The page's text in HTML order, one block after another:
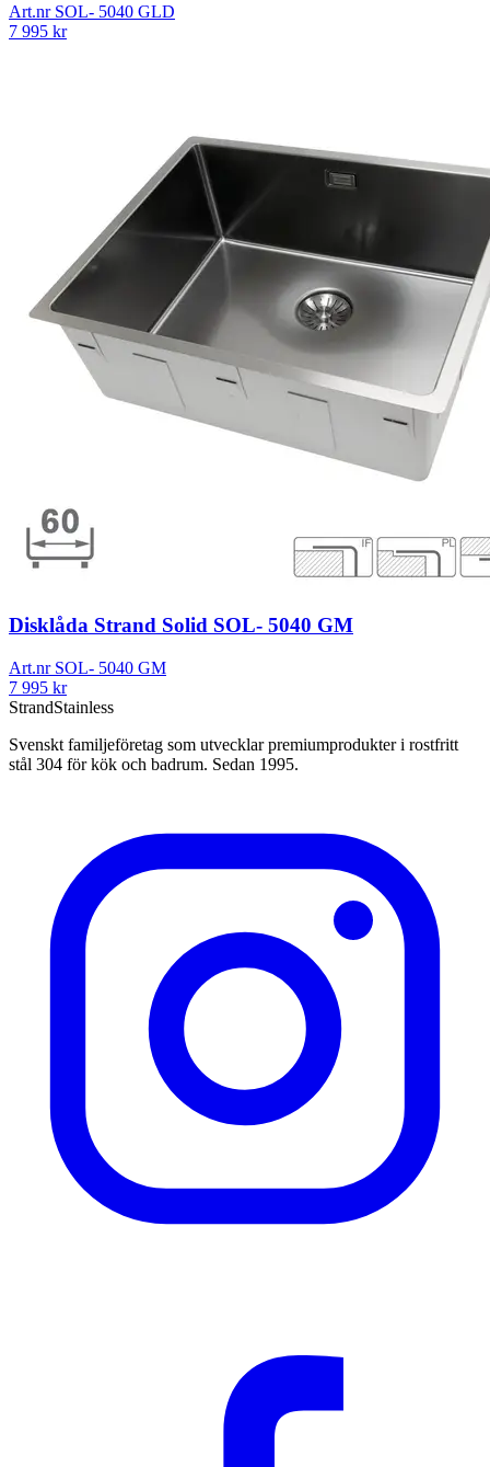
Art.nr SOL- 5040 GLD
7 995 kr
Disklåda Strand Solid SOL- 5040 GM
Art.nr SOL- 5040 GM
7 995 kr
StrandStainless
Svenskt familjeföretag som utvecklar premiumprodukter i rostfritt
stål 304 för kök och badrum. Sedan 1995.